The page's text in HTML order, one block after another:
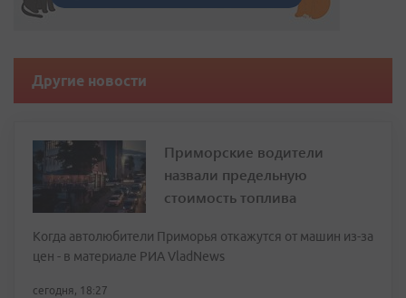
Другие новости
Приморские водители
назвали предельную
стоимость топлива
Когда автолюбители Приморья откажутся от машин из-за
цен - в материале РИА VladNews
сегодня, 18:27